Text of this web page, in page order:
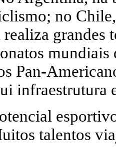
no
grandes
Pan-
infraestrutura
talentos